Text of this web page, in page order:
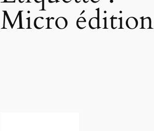
Micro édition